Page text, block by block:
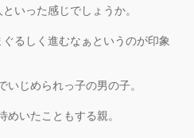
いった感じでしょうか。
るしく進むなぁというのが印象
いじめられっ子の男の子。
めいたこともする親。